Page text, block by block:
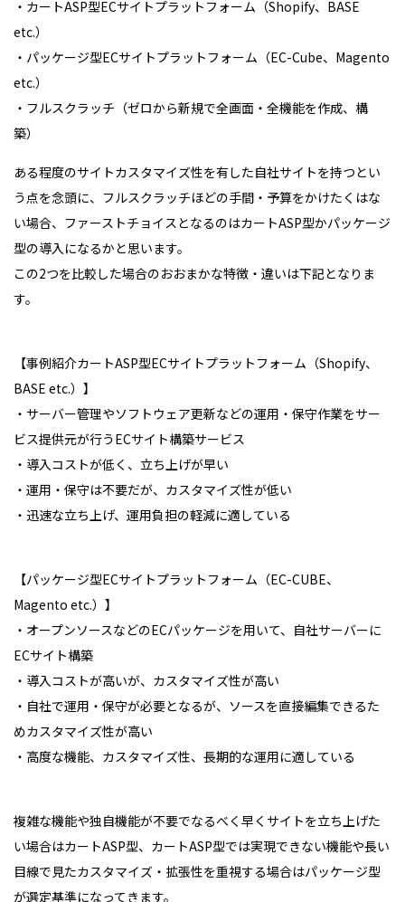
・カートASP型ECサイトプラットフォーム（Shopify、BASE
etc.）
・パッケージ型ECサイトプラットフォーム（EC-Cube、Magento
etc.）
・フルスクラッチ（ゼロから新規で全画面・全機能を作成、構
築）
ある程度のサイトカスタマイズ性を有した自社サイトを持つとい
う点を念頭に、フルスクラッチほどの手間・予算をかけたくはな
い場合、ファーストチョイスとなるのはカートASP型かパッケージ
型の導入になるかと思います。
この2つを比較した場合のおおまかな特徴・違いは下記となりま
す。
【事例紹介カートASP型ECサイトプラットフォーム（Shopify、
BASE etc.）】
・サーバー管理やソフトウェア更新などの運用・保守作業をサー
ビス提供元が行うECサイト構築サービス
・導入コストが低く、立ち上げが早い
・運用・保守は不要だが、カスタマイズ性が低い
・迅速な立ち上げ、運用負担の軽減に適している
【パッケージ型ECサイトプラットフォーム（EC-CUBE、
Magento etc.）】
・オープンソースなどのECパッケージを用いて、自社サーバーに
ECサイト構築
・導入コストが高いが、カスタマイズ性が高い
・自社で運用・保守が必要となるが、ソースを直接編集できるた
めカスタマイズ性が高い
・高度な機能、カスタマイズ性、長期的な運用に適している
複雑な機能や独自機能が不要でなるべく早くサイトを立ち上げた
い場合はカートASP型、カートASP型では実現できない機能や長い
目線で見たカスタマイズ・拡張性を重視する場合はパッケージ型
が選定基準になってきます。